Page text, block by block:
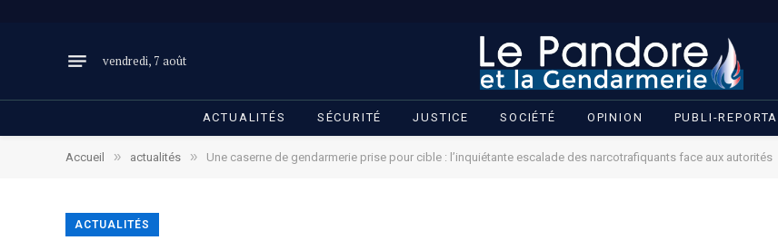
vendredi, 7 août
ACTUALITÉS SÉCURITÉ JUSTICE SOCIÉTÉ OPINION PUBLI-
Accueil » actualités » Une caserne de gendarmerie prise pour cible : l’inquiétante escalade des narcotrafiquants face aux autorités
ACTUALITÉS